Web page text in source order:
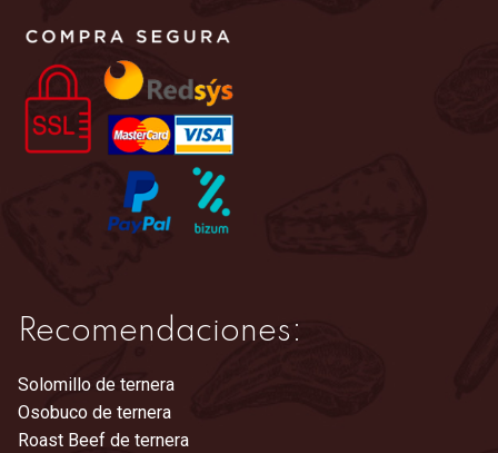
elegir
la
de
producto
Recomendaciones:
Solomillo de ternera
Osobuco de ternera
Roast Beef de ternera